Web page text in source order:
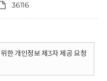
36116
한 개인정보 제3자 제공 요청